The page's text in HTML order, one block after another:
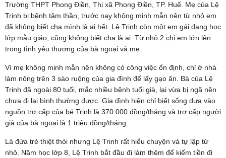
Trường THPT Phong Điền, Thị xã Phong Điền, TP. Huế. Mẹ của Lệ
Trinh bị bệnh tâm thần, trước nay không minh mẫn nên từ nhỏ em
đã không biết cha mình là ai hết. Lệ Trinh còn một em gái đang học
lớp mẫu giáo, cũng không biết cha là ai. Từ nhỏ 2 chị em lớn lên
trong tình yêu thương của bà ngoại và mẹ.
Vì mẹ không minh mẫn nên không có công việc ổn định, chỉ ở nhà
làm nông trên 3 sào ruộng của gia đình để lấy gạo ăn. Bà của Lệ
Trinh đã ngoài 80 tuổi, mắc nhiều bệnh tuổi già, lại vừa bị ngã nên
chưa đi lại bình thường được. Gia đình hiện chỉ biết sống dựa vào
nguồn trợ cấp của bé Trinh là 370.000 đồng/tháng và trợ cấp người
già của bà ngoại là 1 triệu đồng/tháng.
Là đứa trẻ thiệt thòi nhưng Lệ Trinh rất hiểu chuyện và tự lập từ
nhỏ. Năm học lớp 8, Lệ Trinh bắt đầu đi làm thêm để kiếm tiền đi